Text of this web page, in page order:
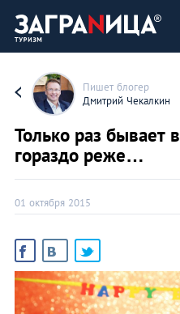
Пишет блогер
Дмитрий Чекалкин
Только раз бывает
гораздо реже…
01 октября 2015